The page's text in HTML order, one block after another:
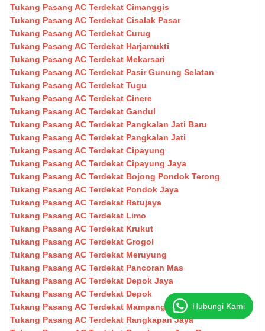
Tukang Pasang AC Terdekat Cimanggis
Tukang Pasang AC Terdekat Cisalak Pasar
Tukang Pasang AC Terdekat Curug
Tukang Pasang AC Terdekat Harjamukti
Tukang Pasang AC Terdekat Mekarsari
Tukang Pasang AC Terdekat Pasir Gunung Selatan
Tukang Pasang AC Terdekat Tugu
Tukang Pasang AC Terdekat Cinere
Tukang Pasang AC Terdekat Gandul
Tukang Pasang AC Terdekat Pangkalan Jati Baru
Tukang Pasang AC Terdekat Pangkalan Jati
Tukang Pasang AC Terdekat Cipayung
Tukang Pasang AC Terdekat Cipayung Jaya
Tukang Pasang AC Terdekat Bojong Pondok Terong
Tukang Pasang AC Terdekat Pondok Jaya
Tukang Pasang AC Terdekat Ratujaya
Tukang Pasang AC Terdekat Limo
Tukang Pasang AC Terdekat Krukut
Tukang Pasang AC Terdekat Grogol
Tukang Pasang AC Terdekat Meruyung
Tukang Pasang AC Terdekat Pancoran Mas
Tukang Pasang AC Terdekat Depok Jaya
Tukang Pasang AC Terdekat Depok
Tukang Pasang AC Terdekat Mampang
Tukang Pasang AC Terdekat Rangkapan Jaya
Hubungi Kami